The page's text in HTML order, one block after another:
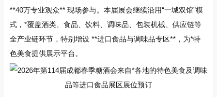
**40万专业观众** 现场参与。本届展会继续沿用“一城双馆”模
式，*覆盖酒类、食品、饮料、调味品、包装机械、供应链等
全产业链环节，特别增设 **进口食品与调味品专区**，为*特
色美食提供展示平台。